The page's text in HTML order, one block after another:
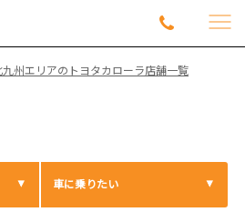
九州エリアのトヨタカローラ店舗⼀覧
車に乗りたい